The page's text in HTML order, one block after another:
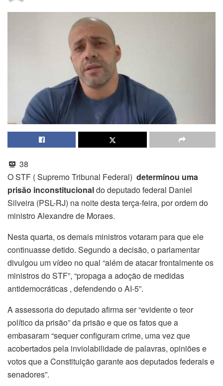
38
O STF ( Supremo Tribunal Federal) determinou uma
prisão inconstitucionaldo deputado federal Daniel
Silveira (PSL-RJ) na noite desta terça-feira, por ordem do
ministro Alexandre de Moraes.
Nesta quarta, os demais ministros votaram para que ele
continuasse detido. Segundo a decisão, o parlamentar
divulgou um vídeo no qual “além de atacar frontalmente os
ministros do STF”, “propaga a adoção de medidas
antidemocráticas , defendendo o AI-5”.
A assessoria do deputado afirma ser “evidente o teor
político da prisão” da prisão e que os fatos que a
embasaram “sequer configuram crime, uma vez que
acobertados pela inviolabilidade de palavras, opiniões e
votos que a Constituição garante aos deputados federais e
senadores”.